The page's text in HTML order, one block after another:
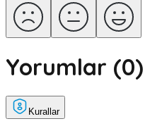
Yorumlar (0)
Kurallar